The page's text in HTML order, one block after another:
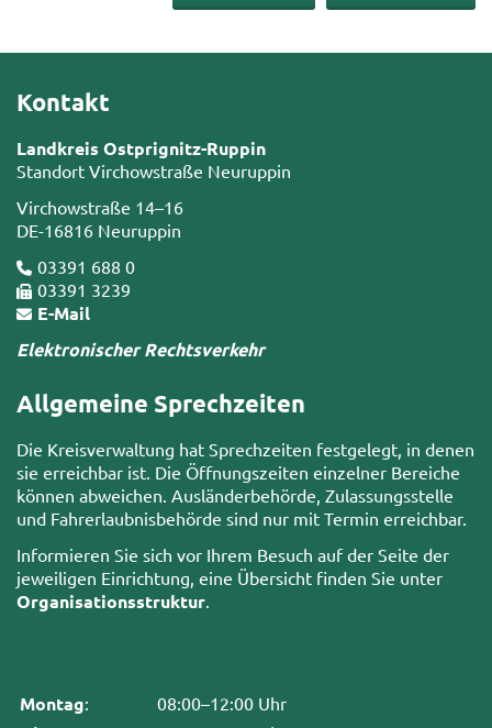
Kontakt
Landkreis Ostprignitz-Ruppin
Standort Virchowstraße Neuruppin
Virchowstraße 14–16
DE-16816 Neuruppin
03391 688 0
03391 3239
E-Mail
Elektronischer Rechtsverkehr
Allgemeine Sprechzeiten
Die Kreisverwaltung hat Sprechzeiten festgelegt, in denen
sie erreichbar ist. Die Öffnungszeiten einzelner Bereiche
können abweichen. Ausländerbehörde, Zulassungsstelle
und Fahrerlaubnisbehörde sind nur mit Termin erreichbar.
Informieren Sie sich vor Ihrem Besuch auf der Seite der
jeweiligen Einrichtung, eine Übersicht finden Sie unter
Organisationsstruktur
Montag: 08:00–12:00 Uhr